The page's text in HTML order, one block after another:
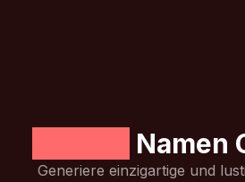
Namen
Generiere einzigartige und